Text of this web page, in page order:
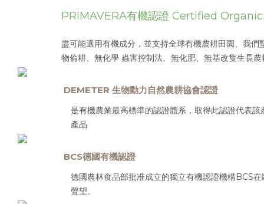
PRIMAVERA有機認證 Certified Organic
盡可能選用有機成分，並支持全球有機農耕田園、我們
物倫耕、無化學 蟲害控制法、無化肥、無基改隻生長農
DEMETER 生物動力自然農耕協會認證
是有機農業最高標準的認證體系，取得此認證代表
產品
BCS德國有機認證
德國農林食品部批准成立的獨立有機認證機構BCS
聲望。